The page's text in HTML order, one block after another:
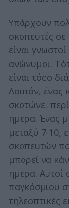
Υπάρχουν
σκοπευτές
είναι
ανώνυμοι.
είναι τόσο
Λοιπόν, ένας
σκοτώνει
ημέρα. Ένας
μεταξύ 7-10,
σκοπευτών
μπορεί να
ημέρα. Αυτοί
παγκόσμιου
τηλεοπτικές